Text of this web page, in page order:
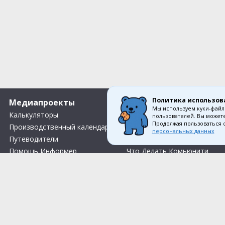
Медиапроекты
Калькуляторы
Производственный календарь
Путеводители
Помощь Информер
О компании
Вакансии
О нас
Контакты
Что Делать Комьюнити
Политика
Мы используем куки-
пользователей. Вы
Продолжая
персональных данных